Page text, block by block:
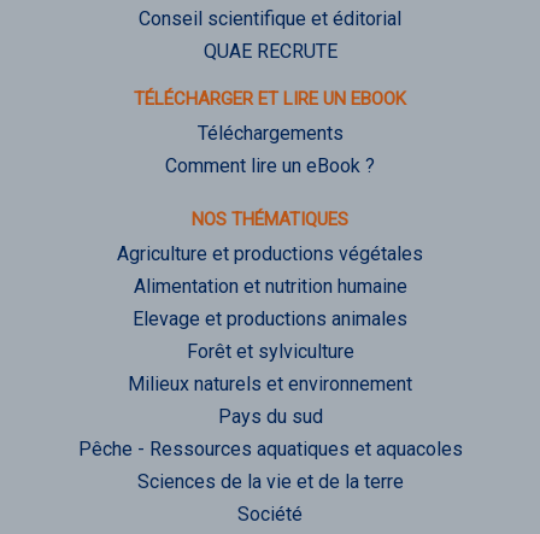
Conseil scientifique et éditorial
QUAE RECRUTE
TÉLÉCHARGER ET LIRE UN EBOOK
Téléchargements
Comment lire un eBook ?
NOS THÉMATIQUES
Agriculture et productions végétales
Alimentation et nutrition humaine
Elevage et productions animales
Forêt et sylviculture
Milieux naturels et environnement
Pays du sud
Pêche - Ressources aquatiques et aquacoles
Sciences de la vie et de la terre
Société